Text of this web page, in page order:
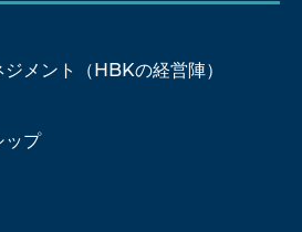
メント（HBKの経営陣）
ップ